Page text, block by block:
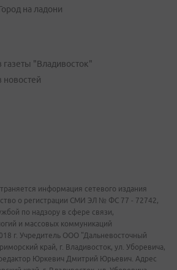
на ладони
газеты "Владивосток"
новостей
информация сетевого издания
о регистрации СМИ ЭЛ № ФС 77 - 72742,
по надзору в сфере связи,
и массовых коммуникаций
г. Учредитель ООО "Дальневосточный
край, г. Владивосток, ул. Уборевича,
Юркевич Дмитрий Юрьевич. Адрес